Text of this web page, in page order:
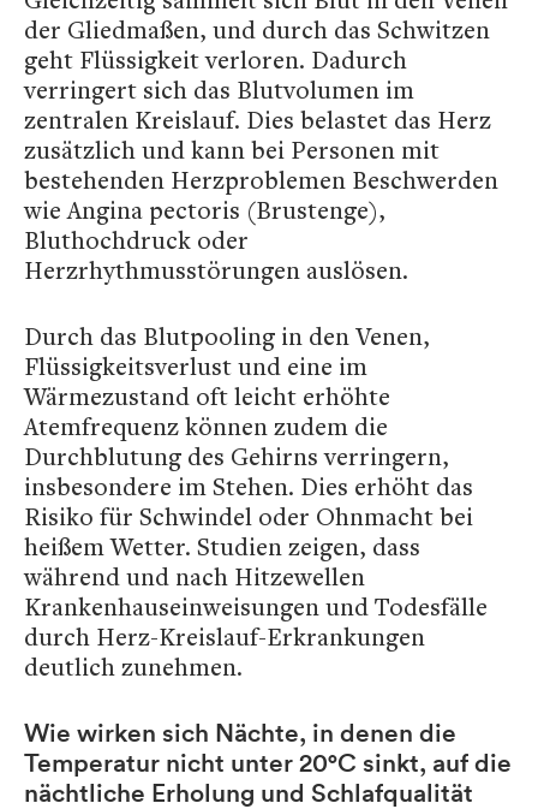
der Gliedmaßen, und durch das Schwitzen
geht Flüssigkeit verloren. Dadurch
verringert sich das Blutvolumen im
zentralen Kreislauf. Dies belastet das Herz
zusätzlich und kann bei Personen mit
bestehenden Herzproblemen Beschwerden
wieAngina pectoris (Brustenge),
Bluthochdruck oder
Herzrhythmusstörungen auslösen.
Durch das Blutpooling in den Venen,
Flüssigkeitsverlust und eine im
Wärmezustand oft leicht erhöhte
Atemfrequenz können zudem die
Durchblutung des Gehirns verringern,
insbesondere im Stehen. Dies erhöht das
Risiko für Schwindel oder Ohnmacht bei
heißem Wetter. Studien zeigen, dass
während und nach Hitzewellen
Krankenhauseinweisungen und Todesfälle
durch Herz-Kreislauf-Erkrankungen
deutlich zunehmen.
Wie wirken sich Nächte, in denen die
Temperatur nicht unter 20°C sinkt, auf die
nächtliche Erholung und Schlafqualität